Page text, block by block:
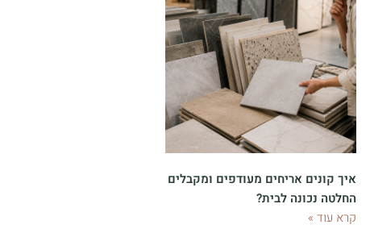
איך קונים אריחים מעודפים ומקבלים
החלטה נכונה לבית?
קרא עוד »